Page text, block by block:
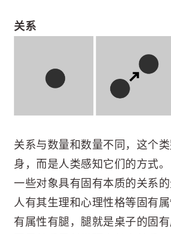
关系
关系与数量和数量不同，这个
身，而是人类感知它们的方式。
一些对象具有固有本质的关系
人有其生理和心理性格等固有
有属性有腿，腿就是桌子的固有